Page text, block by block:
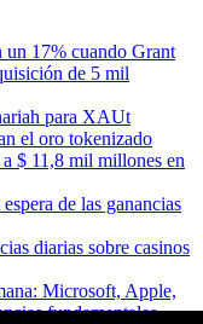
17% cuando Grant
de 5 mil
para XAUt
el oro tokenizado
$ 11,8 mil millones en
de las ganancias
diarias sobre casinos
Microsoft, Apple,
fundamentales